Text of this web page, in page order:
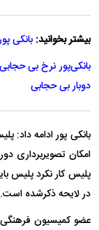
بیشتر بخوانید:بانکی
دوبار بی حجابی
بانکی پور ادامه داد:
امکان تصویربرداری
پلیس کار نکرد پلیس
در لایحه ذکرشده است.
عضو کمیسیون